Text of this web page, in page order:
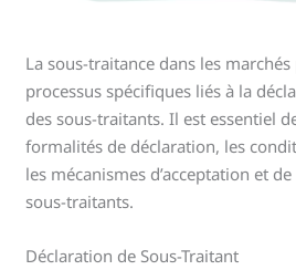
La sous-traitance dans les
processus spécifiques liés à la
des sous-traitants. Il est essentiel
formalités de déclaration, les
les mécanismes d’acceptation et de
sous-traitants.
Déclaration de Sous-Traitant